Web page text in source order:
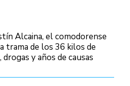
Alcaina, el comodorense
trama de los 36 kilos de
drogas y años de causas